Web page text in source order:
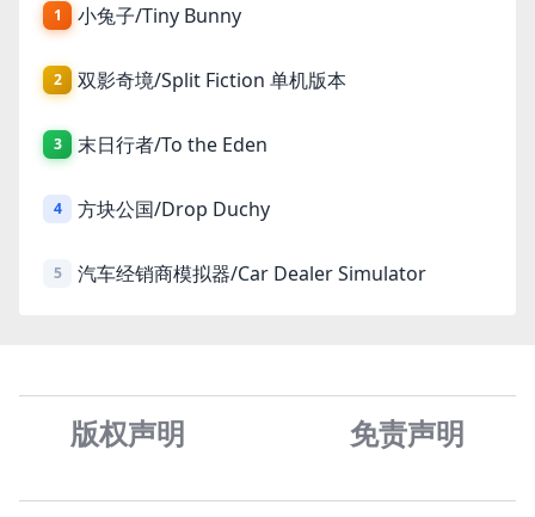
1 小兔子/Tiny Bunny
2 双影奇境/Split Fiction 单机版本
3 末日行者/To the Eden
4 方块公国/Drop Duchy
5 汽车经销商模拟器/Car Dealer Simulator
版权声明 免责声明